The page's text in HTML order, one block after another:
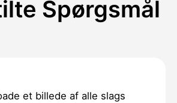
Spørgsmål
et billede af alle slags